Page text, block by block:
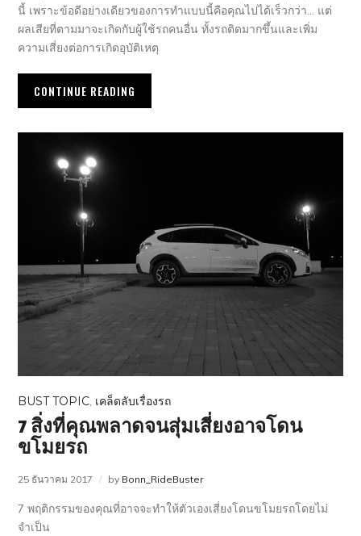
นี้ เพราะข้อดีอย่างเดียวของการทำแบบนี้คือคุณไปได้เร็วกว่า… แต่
ผลเสียที่ตามมาจะเกิดกับผู้ใช้รถคนอื่น ทั้งรถติดมากขึ้นและเพิ่ม
ความเสี่ยงต่อการเกิดอุบัติเหตุ
CONTINUE READING
BUST TOPIC, เคล็ดลับเรื่องรถ
7 สิ่งที่คุณพลาดจนสุ่มเสี่ยงอาจโดน
ขโมยรถ
25 ธันวาคม 2017 by Bonn_RideBuster
7 พฤติกรรมของคุณที่อาจจะทำให้ตัวเองเสี่ยงโดนขโมยรถโดยไม่
จำเป็น